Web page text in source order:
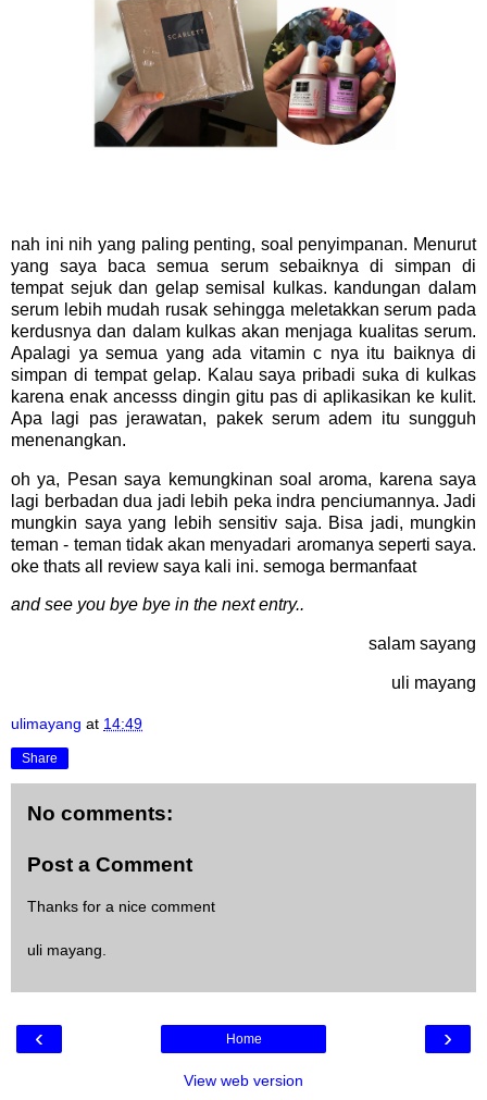
nah ini nih yang paling penting, soal penyimpanan. Menurut
yang saya baca semua serum sebaiknya di simpan di
tempat sejuk dan gelap semisal kulkas. kandungan dalam
serum lebih mudah rusak sehingga meletakkan serum pada
kerdusnya dan dalam kulkas akan menjaga kualitas serum.
Apalagi ya semua yang ada vitamin c nya itu baiknya di
simpan di tempat gelap. Kalau saya pribadi suka di kulkas
karena enak ancesss dingin gitu pas di aplikasikan ke kulit.
Apa lagi pas jerawatan, pakek serum adem itu sungguh
menenangkan.
oh ya, Pesan saya kemungkinan soal aroma, karena saya
lagi berbadan dua jadi lebih peka indra penciumannya. Jadi
mungkin saya yang lebih sensitiv saja. Bisa jadi, mungkin
teman - teman tidak akan menyadari aromanya seperti saya.
oke thats all review saya kali ini. semoga bermanfaat
and see you bye bye in the next entry..
salam sayang
uli mayang
ulimayang at 14:49
Share
No comments:
Post a Comment
Thanks for a nice comment
uli mayang.
‹ ›
Home
View web version